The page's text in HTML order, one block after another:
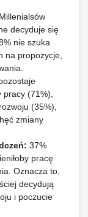
decyduje się
nie szuka
na propozycje,
pracy (71%),
(35%),
zmiany
37%
pracę
Oznacza to,
decydują
i poczucie